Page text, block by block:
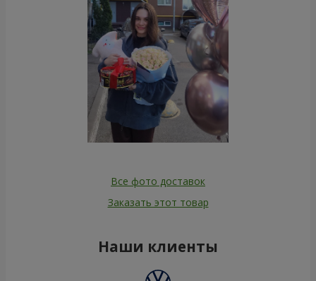
Все фото доставок
Заказать этот товар
Наши клиенты